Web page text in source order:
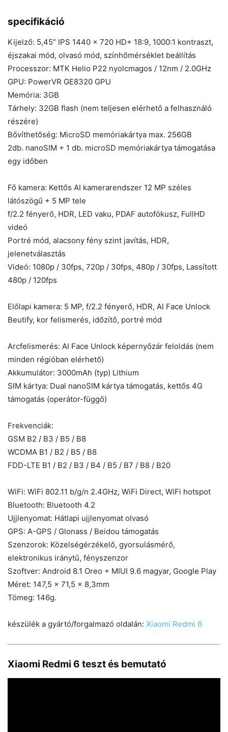
specifikáció
Kijelző: 5,45” IPS 1440 x 720 HD+ 18:9, 1000:1 kontraszt,
éjszakai mód, olvasó mód, színhőmérséklet beállítás
Processzor: MTK Helio P22 nyolcmagos / 12nm / 2.0GHz
GPU: PowerVR GE8320 GPU
Memória: 3GB
Tárhely: 32GB flash (nem teljesen elérhető a felhasználó
részére)
Bővíthetőség: MicroSD memóriakártya max. 256GB
2db. nanoSIM + 1 db. microSD memóriakártya támogatása
egy időben
Fő kamera: Kettős AI kamerarendszer 12 MP széles
látószögű + 5 MP tele
f/2.2 fényerő, HDR, LED vaku, PDAF autofókusz, FullHD
videó
Portré mód, alacsony fény szint javítás, HDR,
jelenetválasztás
Videó: 1080p / 30fps, 720p / 30fps, 480p / 30fps, Lassított
480p / 120fps
Előlapi kamera: 5 MP, f/2.2 fényerő, HDR, AI Face Unlock
Beutify, kor felismerés, időzítő, portré mód
Arcfelismerés: AI Face Unlock képernyőzár feloldás (nem
minden régióban elérhető)
Akkumulátor: 3000mAh (typ) Lithium
SIM kártya: Dual nanoSIM kártya támogatás, kettős 4G
támogatás (operátor-függő)
Frekvenciák:
GSM B2 / B3 / B5 / B8
WCDMA B1 / B2 / B5 / B8
FDD-LTE B1 / B2 / B3 / B4 / B5 / B7 / B8 / B20
WiFi: WiFi 802.11 b/g/n 2.4GHz, WiFi Direct, WiFi hotspot
Bluetooth: Bluetooth 4.2
Ujjlenyomat: Hátlapi ujjlenyomat olvasó
GPS: A-GPS / Glonass / Beidou támogatás
Szenzorok: Közelségérzékelő, gyorsulásmérő,
elektronikus iránytű, fényszenzor
Szoftver: Android 8.1 Oreo + MIUI 9.6 magyar, Google Play
Méret: 147,5 x 71,5 x 8,3mm
Tömeg: 146g.
készülék a gyártó/forgalmazó oldalán: Xiaomi Redmi 6
Xiaomi Redmi 6 teszt és bemutató